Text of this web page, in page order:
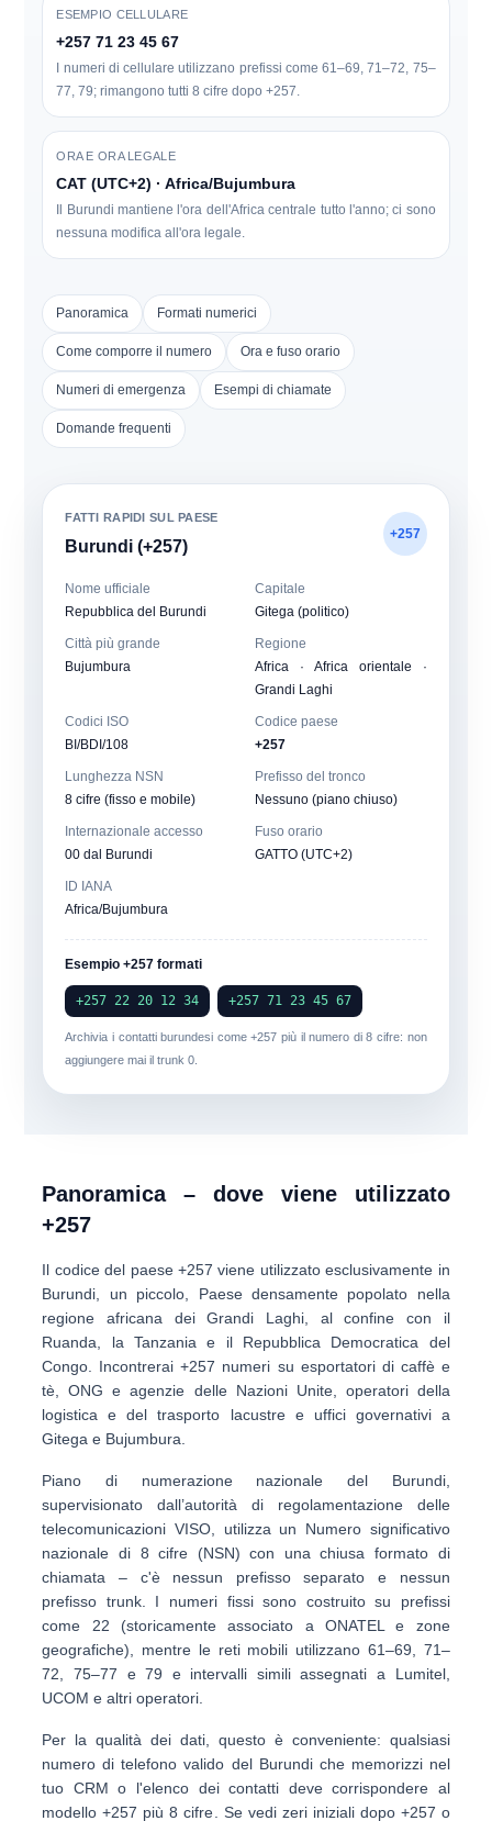
ESEMPIO CELLULARE
+257 71 23 45 67
I numeri di cellulare utilizzano prefissi come61–69, 71–72, 75–
77, 79; rimangono tutti 8 cifre dopo +257.
ORA E ORA LEGALE
CAT (UTC+2) · Africa/Bujumbura
Il Burundi mantiene l'ora dell'Africa centrale tutto l'anno; ci sono
nessuna modifica all'ora legale.
Panoramica Formati numerici
Come comporre il numero Ora e fuso orario
Numeri di emergenza Esempi di chiamate
Domande frequenti
FATTI RAPIDI SUL PAESE
Burundi (+257)
+257
Nome ufficiale
Repubblica del Burundi
Capitale
Gitega (politico)
Città più grande
Bujumbura
Regione
Africa · Africa orientale ·
Grandi Laghi
Codici ISO
BI/BDI/108
Codice paese
+257
Lunghezza NSN
8 cifre (fisso e mobile)
Prefisso del tronco
Nessuno (piano chiuso)
Internazionale accesso
00 dal Burundi
Fuso orario
GATTO (UTC+2)
ID IANA
Africa/Bujumbura
Esempio +257 formati
+257 22 20 12 34 +257 71 23 45 67
Archivia i contatti burundesi come+257 più il numero di 8 cifre: non
aggiungere mai il trunk 0.
Panoramica – dove viene utilizzato
+257
Il codice del paese +257 viene utilizzato esclusivamente in
Burundi , un piccolo, Paese densamente popolato nella
regione africana dei Grandi Laghi, al confine con il
Ruanda, la Tanzania e il Repubblica Democratica del
Congo. Incontrerai +257 numeri su esportatori di caffè e
tè ,ONG e agenzie delle Nazioni Unite, operatori della
logistica e del trasporto lacustree uffici governativi a
Gitega e Bujumbura.
Piano di numerazione nazionale del Burundi,
supervisionato dall’autorità di regolamentazione delle
telecomunicazioniVISO , utilizza un Numero significativo
nazionale di 8 cifre (NSN) con una chiusa formato di
chiamata – c'è nessun prefisso separato e nessun
prefisso trunk. I numeri fissi sono costruito su prefissi
come 22 (storicamente associato a ONATEL e zone
geografiche), mentre le reti mobili utilizzano 61–69, 71–
72, 75–77 e 79 e intervalli simili assegnati a Lumitel,
UCOM e altri operatori.
Per la qualità dei dati, questo è conveniente: qualsiasi
numero di telefono valido del Burundi che memorizzi nel
tuo CRM o l'elenco dei contatti deve corrispondere al
modello+257 più8 cifre . Se vedi zeri iniziali dopo +257 o